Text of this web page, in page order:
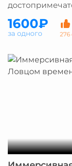
1600₽
276
за одного